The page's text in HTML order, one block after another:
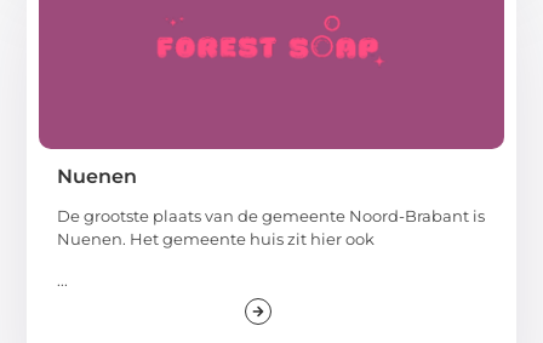
Nuenen
De grootste plaats van de gemeente Noord-Brabant is
Nuenen. Het gemeente huis zit hier ook
...